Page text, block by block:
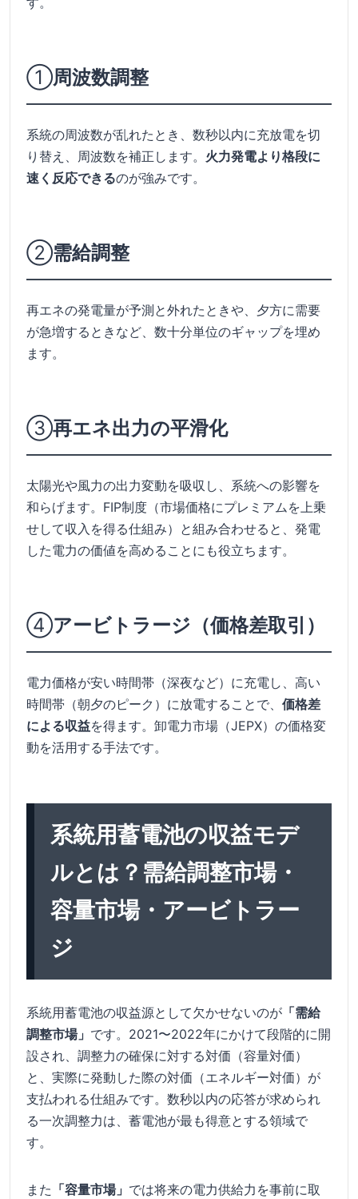
①周波数調整
系統の周波数が乱れたとき、数秒以内に充放電を切
り替え、周波数を補正します。 火力発電より格段に
速く反応できるのが強みです。
②需給調整
再エネの発電量が予測と外れたときや、夕方に需要
が急増するときなど、数十分単位のギャップを埋め
ます。
③再エネ出力の平滑化
太陽光や風力の出力変動を吸収し、系統への影響を
和らげます。FIP制度（市場価格にプレミアムを上乗
せして収入を得る仕組み）と組み合わせると、発電
した電力の価値を高めることにも役立ちます。
④アービトラージ（価格差取引）
電力価格が安い時間帯（深夜など）に充電し、高い
時間帯（朝夕のピーク）に放電することで、 価格差
による収益を得ます。卸電力市場（JEPX）の価格変
動を活用する手法です。
系統用蓄電池の収益モデ
ルとは？需給調整市場・
容量市場・アービトラー
ジ
系統用蓄電池の収益源として欠かせないのが 「需給
調整市場」 です。2021〜2022年にかけて段階的に開
設され、調整力の確保に対する対価（容量対価）
と、実際に発動した際の対価（エネルギー対価）が
支払われる仕組みです。数秒以内の応答が求められ
る一次調整力は、蓄電池が最も得意とする領域で
す。
また 「容量市場」 では将来の電力供給力を事前に取